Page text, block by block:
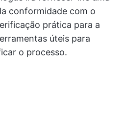
conformidade com o
prática para a
úteis para
o processo.